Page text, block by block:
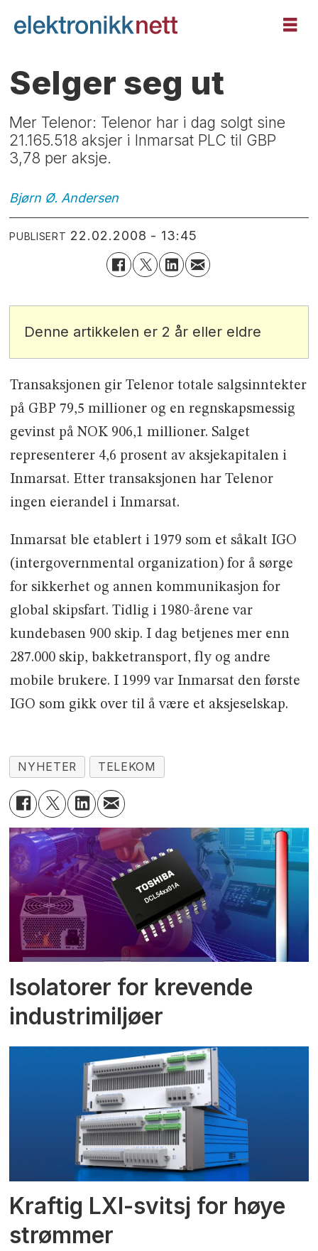
Selger seg ut
Mer Telenor: Telenor har i dag solgt sine
21.165.518 aksjer i Inmarsat PLC til GBP
3,78 per aksje.
Bjørn Ø. Andersen
PUBLISERT 22.02.2008 - 13:45
Denne artikkelen er 2 år eller eldre
Transaksjonen gir Telenor totale salgsinntekter
på GBP 79,5 millioner og en regnskapsmessig
gevinst på NOK 906,1 millioner. Salget
representerer 4,6 prosent av aksjekapitalen i
Inmarsat. Etter transaksjonen har Telenor
ingen eierandel i Inmarsat.
Inmarsat ble etablert i 1979 som et såkalt IGO
(intergovernmental organization) for å sørge
for sikkerhet og annen kommunikasjon for
global skipsfart. Tidlig i 1980-årene var
kundebasen 900 skip. I dag betjenes mer enn
287.000 skip, bakketransport, fly og andre
mobile brukere. I 1999 var Inmarsat den første
IGO som gikk over til å være et aksjeselskap.
NYHETER TELEKOM
Isolatorer for krevende
industrimiljøer
Kraftig LXI-svitsj for høye
strømmer